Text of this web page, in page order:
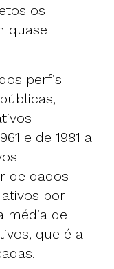
os
quase
perfis
e de 1981 a
de dados
por
média de
que é a